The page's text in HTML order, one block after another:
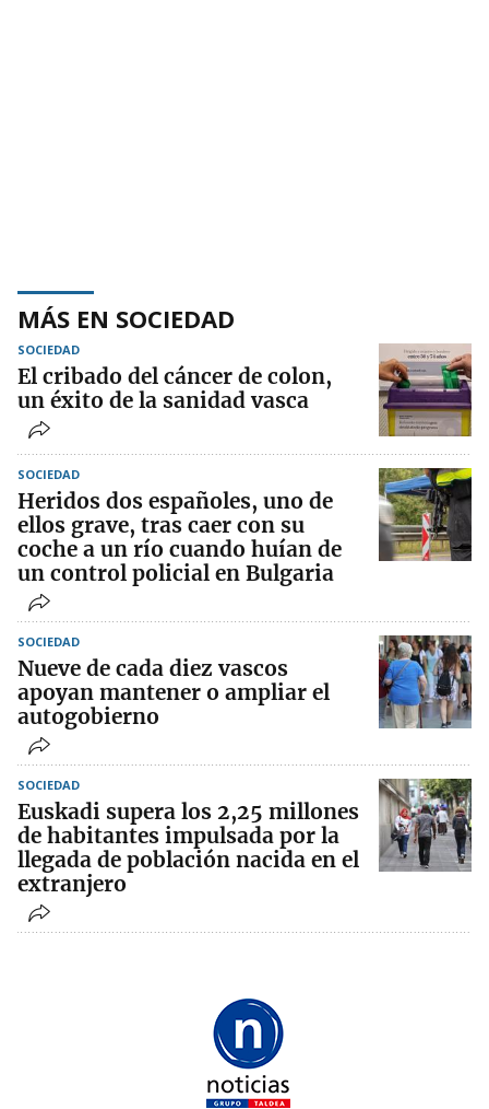
MÁS EN SOCIEDAD
SOCIEDAD
El cribado del cáncer de colon,
un éxito de la sanidad vasca
SOCIEDAD
Heridos dos españoles, uno de
ellos grave, tras caer con su
coche a un río cuando huían de
un control policial en Bulgaria
SOCIEDAD
Nueve de cada diez vascos
apoyan mantener o ampliar el
autogobierno
SOCIEDAD
Euskadi supera los 2,25 millones
de habitantes impulsada por la
llegada de población nacida en el
extranjero